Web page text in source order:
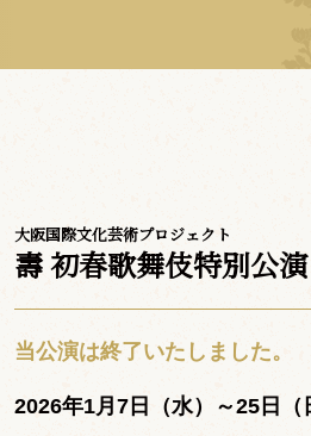
大阪国際文化芸術プロジェクト
壽 初春歌舞伎特別公演
当公演は終了いたしました。
2026年1月7日（水）～25日（